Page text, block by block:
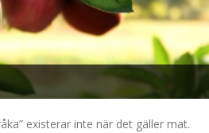
existerar inte när det gäller mat.